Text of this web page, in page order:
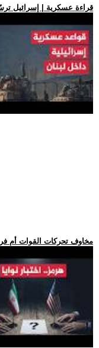
.. قراءة عسكرية | إسرائيل
.. مخاوف تحركات القوات